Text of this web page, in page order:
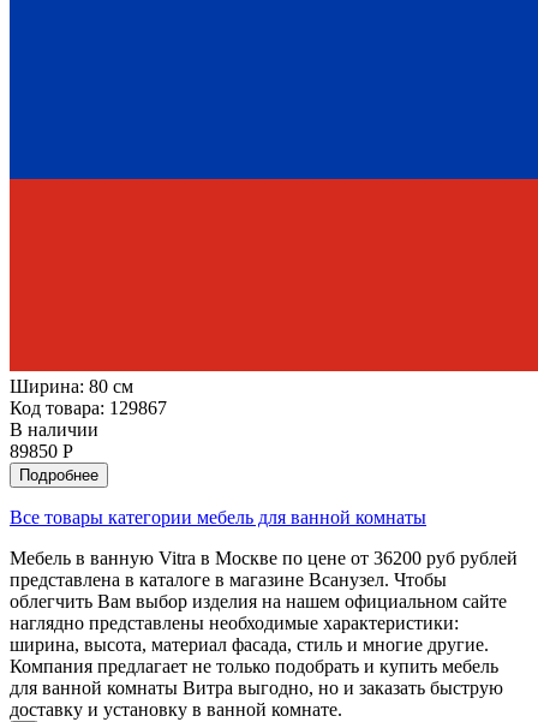
Ширина: 80 см
Код товара: 129867
В наличии
89850 Р
Подробнее
Все товары категории мебель для ванной комнаты
Мебель в ванную Vitra в Москве по цене от 36200 руб рублей
представлена в каталоге в магазине Всанузел. Чтобы
облегчить Вам выбор изделия на нашем официальном сайте
наглядно представлены необходимые характеристики:
ширина, высота, материал фасада, стиль и многие другие.
Компания предлагает не только подобрать и купить мебель
для ванной комнаты Витра выгодно, но и заказать быструю
доставку и установку в ванной комнате.